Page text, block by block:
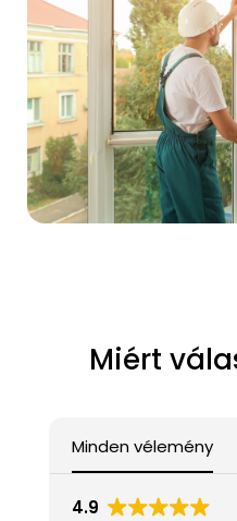
Miért
Minden vélemény
4.9